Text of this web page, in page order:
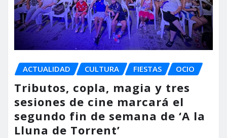
ACTUALIDAD CULTURA FIESTAS OCIO
Tributos, copla, magia y tres
sesiones de cine marcará el
segundo fin de semana de ‘A la
Lluna de Torrent’